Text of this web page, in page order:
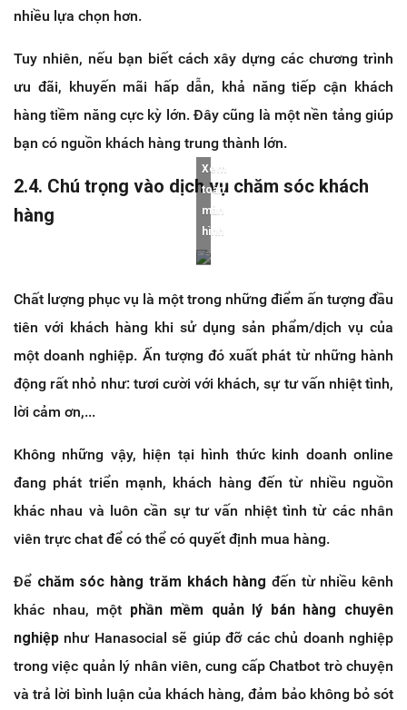
nhiều lựa chọn hơn.
Tuy nhiên, nếu bạn biết cách xây dựng các chương trình
ưu đãi, khuyến mãi hấp dẫn, khả năng tiếp cận khách
hàng tiềm năng cực kỳ lớn. Đây cũng là một nền tảng giúp
bạn có nguồn khách hàng trung thành lớn.
2.4. Chú trọng vào dịch vụ chăm sóc khách
hàng
Xem
toàn
màn
hình
Chất lượng phục vụ là một trong những điểm ấn tượng đầu
tiên với khách hàng khi sử dụng sản phẩm/dịch vụ của
một doanh nghiệp. Ấn tượng đó xuất phát từ những hành
động rất nhỏ như: tươi cười với khách, sự tư vấn nhiệt tình,
lời cảm ơn,...
Không những vậy, hiện tại hình thức kinh doanh online
đang phát triển mạnh, khách hàng đến từ nhiều nguồn
khác nhau và luôn cần sự tư vấn nhiệt tình từ các nhân
viên trực chat để có thể có quyết định mua hàng.
Để chăm sóc hàng trăm khách hàng đến từ nhiều kênh
khác nhau, một phần mềm quản lý bán hàng chuyên
nghiệp như Hanasocial sẽ giúp đỡ các chủ doanh nghiệp
trong việc quản lý nhân viên, cung cấp Chatbot trò chuyện
và trả lời bình luận của khách hàng, đảm bảo không bỏ sót